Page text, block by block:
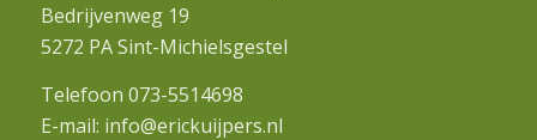
Bedrijvenweg 19
5272 PA Sint-Michielsgestel
Telefoon 073-5514698
E-mail: info@erickuijpers.nl